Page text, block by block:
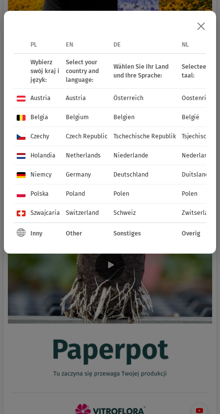
PL EN DE NL
Wybierz
swój kraj i
język:
Select your
country and
language:
Wählen Sie Ihr Land
und Ihre Sprache:
Selecteer uw
taal:
Austria Austria Österreich Oostenrijk
Belgia Belgium Belgien België
Czechy Czech Republic Tschechische Republik Tsjechische
Holandia Netherlands Niederlande Nederland
Niemcy Germany Deutschland Duitsland
Polska Poland Polen Polen
Szwajcaria Switzerland Schweiz Zwitserland
Inny Other Sonstiges Overig